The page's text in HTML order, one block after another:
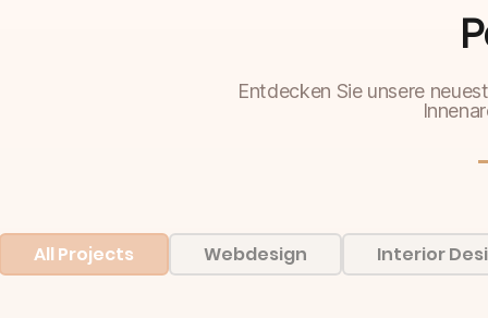
Entdecken Sie unsere
All Projects Webdesign Interior